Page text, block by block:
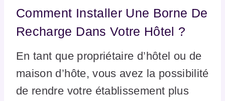
Comment Installer Une Borne De
Recharge Dans Votre Hôtel ?
En tant que propriétaire d’hôtel ou de
maison d’hôte, vous avez la possibilité
de rendre votre établissement plus